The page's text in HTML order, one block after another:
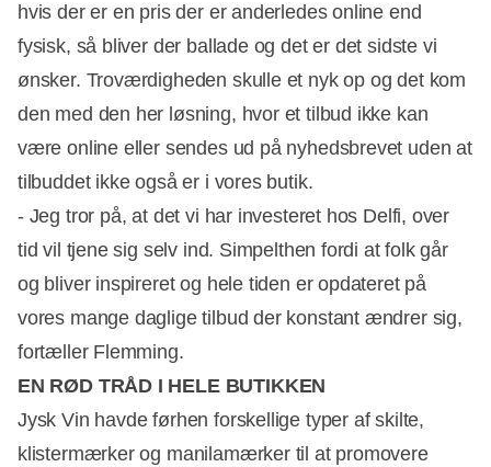
hvis der er en pris der er anderledes online end
fysisk, så bliver der ballade og det er det sidste vi
ønsker. Troværdigheden skulle et nyk op og det kom
den med den her løsning, hvor et tilbud ikke kan
være online eller sendes ud på nyhedsbrevet uden at
tilbuddet ikke også er i vores butik.
- Jeg tror på, at det vi har investeret hos Delfi, over
tid vil tjene sig selv ind. Simpelthen fordi at folk går
og bliver inspireret og hele tiden er opdateret på
vores mange daglige tilbud der konstant ændrer sig,
fortæller Flemming.
EN RØD TRÅD I HELE BUTIKKEN
Jysk Vin havde førhen forskellige typer af skilte,
klistermærker og manilamærker til at promovere